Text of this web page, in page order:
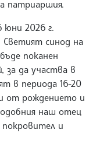
патриаршия.
юни 2026 г.
Светият синод на
поканен
за да участва в
в периода 16-20
от рождението и
наш отец
и